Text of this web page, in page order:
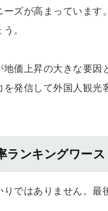
ズが高まっていま
。
価上昇の大きな要
発信して外国人観
ランキングワース
ではありません。最